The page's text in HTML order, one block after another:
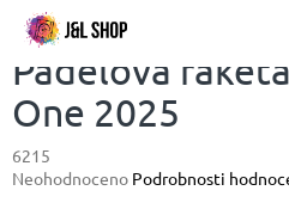
Přejít
obsah
Padelová
One 2025
6215
Průměrné
Neohodnoceno Podrobnosti